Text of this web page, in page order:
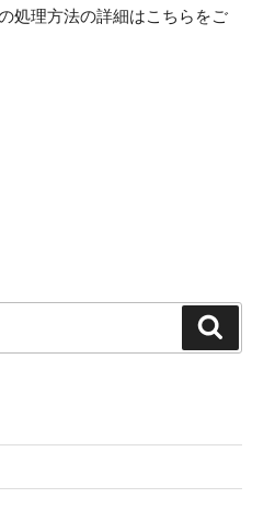
処理方法の詳細はこちらをご